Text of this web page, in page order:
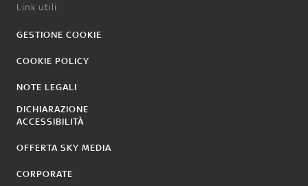
Link utili:
GESTIONE COOKIE
COOKIE POLICY
NOTE LEGALI
DICHIARAZIONE
ACCESSIBILITÀ
OFFERTA SKY MEDIA
CORPORATE